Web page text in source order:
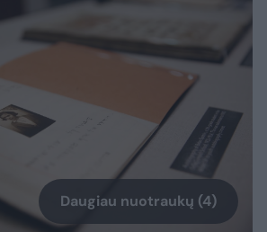
Daugiau nuotraukų (4)